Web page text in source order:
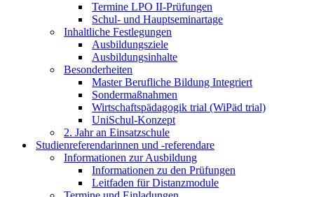
Termine LPO II-Prüfungen
Schul- und Hauptseminartage
Inhaltliche Festlegungen
Ausbildungsziele
Ausbildungsinhalte
Besonderheiten
Master Berufliche Bildung Integriert
Sondermaßnahmen
Wirtschaftspädagogik trial (WiPäd trial)
UniSchul-Konzept
2. Jahr an Einsatzschule
Studienreferendarinnen und -referendare
Informationen zur Ausbildung
Informationen zu den Prüfungen
Leitfaden für Distanzmodule